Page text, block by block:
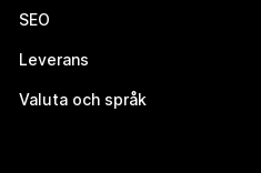
SEO
Leverans
Valuta och språk